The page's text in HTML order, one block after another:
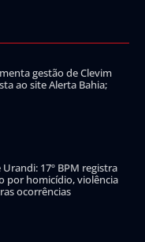
gestão de Clevim
ao site Alerta Bahia;
17º BPM registra
por homicídio, violência
ocorrências